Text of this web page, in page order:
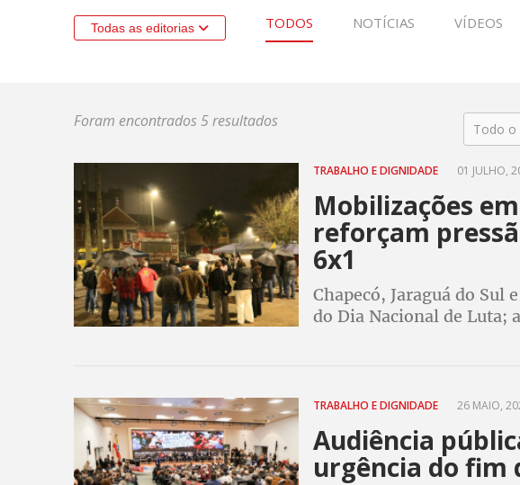
Todas as editorias TODOS NOTÍCIAS VÍDEOS
Foram encontrados 5 resultados Todo o
TRABALHO E DIGNIDADE 01 JULHO,
Mobilizações
reforçam
6x1
Chapecó, Jaraguá do
do Dia Nacional de Luta;
TRABALHO E DIGNIDADE 26 MAIO,
Audiência
urgência do fim